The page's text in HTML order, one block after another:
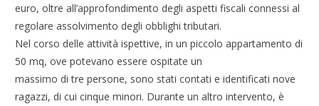
euro, oltre all’approfondimento degli aspetti fiscali connessi al
regolare assolvimento degli obblighi tributari.
Nel corso delle attività ispettive, in un piccolo appartamento di
50 mq, ove potevano essere ospitate un
massimo di tre persone, sono stati contati e identificati nove
ragazzi, di cui cinque minori. Durante un altro intervento, è